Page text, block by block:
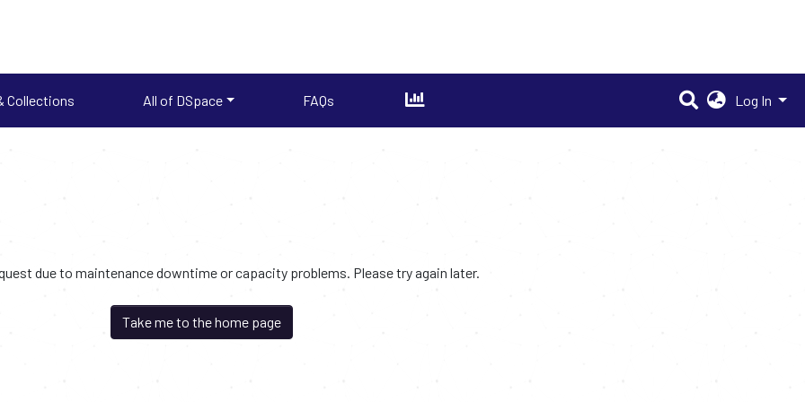
Collections All of DSpace FAQs Log In
due to maintenance downtime or capacity problems. Please try again later.
Take me to the home page